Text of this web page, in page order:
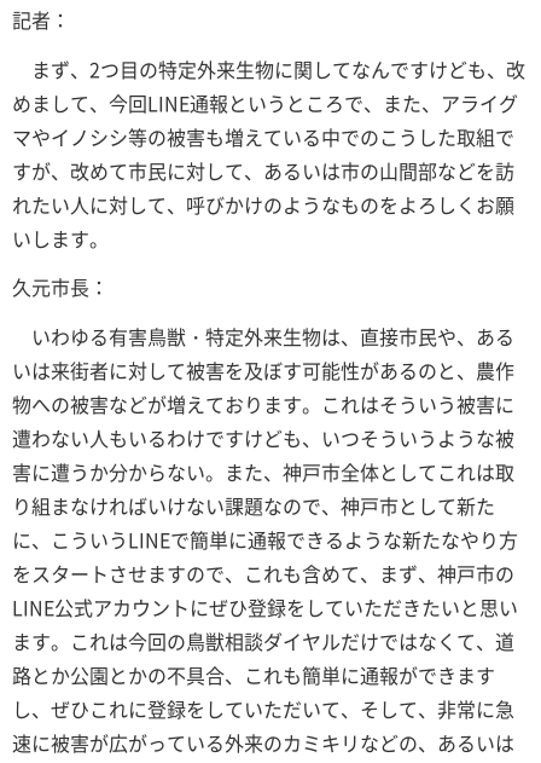
記者：
まず、2つ目の特定外来生物に関してなんですけども、改
めまして、今回LINE通報というところで、また、アライグ
マやイノシシ等の被害も増えている中でのこうした取組で
すが、改めて市民に対して、あるいは市の山間部などを訪
れたい人に対して、呼びかけのようなものをよろしくお願
いします。
久元市長：
いわゆる有害鳥獣・特定外来生物は、直接市民や、ある
いは来街者に対して被害を及ぼす可能性があるのと、農作
物への被害などが増えております。これはそういう被害に
遭わない人もいるわけですけども、いつそういうような被
害に遭うか分からない。また、神戸市全体としてこれは取
り組まなければいけない課題なので、神戸市として新た
に、こういうLINEで簡単に通報できるような新たなやり方
をスタートさせますので、これも含めて、まず、神戸市の
LINE公式アカウントにぜひ登録をしていただきたいと思い
ます。これは今回の鳥獣相談ダイヤルだけではなくて、道
路とか公園とかの不具合、これも簡単に通報ができます
し、ぜひこれに登録をしていただいて、そして、非常に急
速に被害が広がっている外来のカミキリなどの、あるいは